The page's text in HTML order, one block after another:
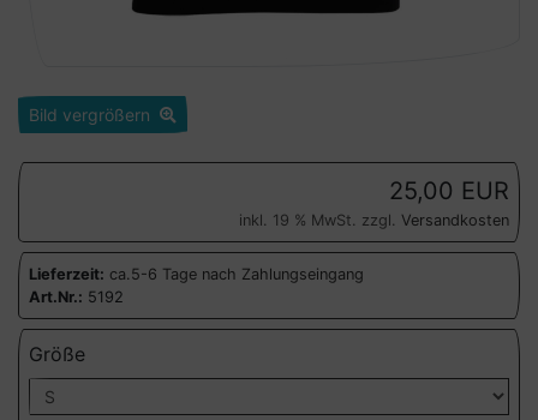
Bild vergrößern
25,00 EUR
inkl. 19 % MwSt. zzgl. Versandkosten
Lieferzeit: ca.5-6 Tage nach Zahlungseingang
Art.Nr.: 5192
Größe